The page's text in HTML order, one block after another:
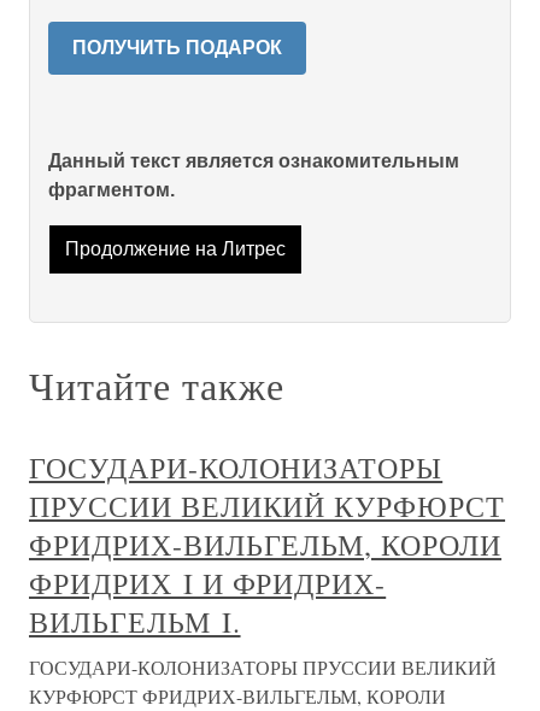
ПОЛУЧИТЬ ПОДАРОК
Данный текст является ознакомительным
фрагментом.
Продолжение на Литрес
Читайте также
ГОСУДАРИ-КОЛОНИЗАТОРЫ
ПРУССИИ ВЕЛИКИЙ КУРФЮРСТ
ФРИДРИХ-ВИЛЬГЕЛЬМ, КОРОЛИ
ФРИДРИХ I И ФРИДРИХ-
ВИЛЬГЕЛЬМ I.
ГОСУДАРИ-КОЛОНИЗАТОРЫ ПРУССИИ ВЕЛИКИЙ
КУРФЮРСТ ФРИДРИХ-ВИЛЬГЕЛЬМ, КОРОЛИ